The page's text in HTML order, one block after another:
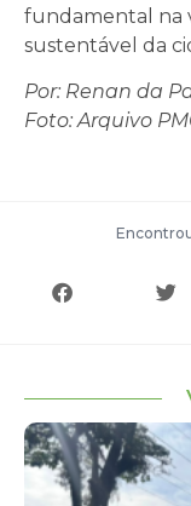
fundamental na
sustentável da
Por: Renan da
Foto: Arquivo